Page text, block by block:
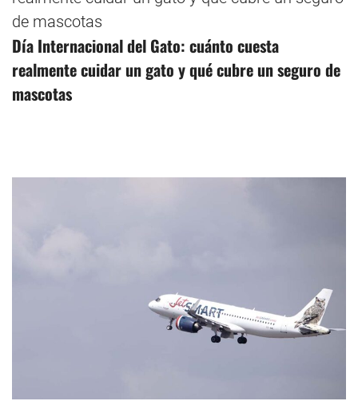
Día Internacional del Gato: cuánto cuesta
realmente cuidar un gato y qué cubre un seguro de
mascotas